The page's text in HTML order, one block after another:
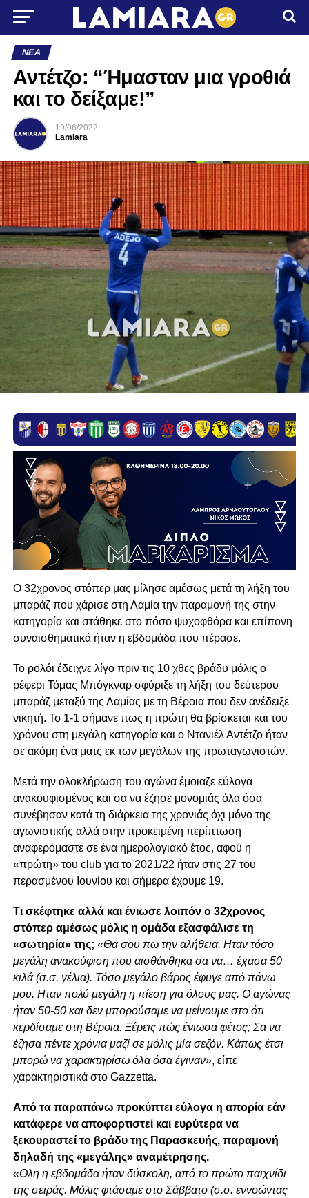
ΝΈΑ
Aντέτζο: “Ήμασταν μια γροθιά
και το δείξαμε!”
19/06/2022
Lamiara
Ο 32χρονος στόπερ μας μίλησε αμέσως μετά τη λήξη του
μπαράζ που χάρισε στη Λαμία την παραμονή της στην
κατηγορία και στάθηκε στο πόσο ψυχοφθόρα και επίπονη
συναισθηματικά ήταν η εβδομάδα που πέρασε.
Το ρολόι έδειχνε λίγο πριν τις 10 χθες βράδυ μόλις ο
ρέφερι Τόμας Μπόγκναρ σφύριξε τη λήξη του δεύτερου
μπαράζ μεταξύ της Λαμίας με τη Βέροια που δεν ανέδειξε
νικητή. Το 1-1 σήμανε πως η πρώτη θα βρίσκεται και του
χρόνου στη μεγάλη κατηγορία και ο Ντανιέλ Αντέτζο ήταν
σε ακόμη ένα ματς εκ των μεγάλων της πρωταγωνιστών.
Μετά την ολοκλήρωση του αγώνα έμοιαζε εύλογα
ανακουφισμένος και σα να έζησε μονομιάς όλα όσα
συνέβησαν κατά τη διάρκεια της χρονιάς όχι μόνο της
αγωνιστικής αλλά στην προκειμένη περίπτωση
αναφερόμαστε σε ένα ημερολογιακό έτος, αφού η
«πρώτη» του club για το 2021/22 ήταν στις 27 του
περασμένου Ιουνίου και σήμερα έχουμε 19.
Τι σκέφτηκε αλλά και ένιωσε λοιπόν ο 32χρονος
στόπερ αμέσως μόλις η ομάδα εξασφάλισε τη
«σωτηρία» της; «Θα σου πω την αλήθεια. Ηταν τόσο
μεγάλη ανακούφιση που αισθάνθηκα σα να… έχασα 50
κιλά (σ.σ. γέλια). Τόσο μεγάλο βάρος έφυγε από πάνω
μου. Ηταν πολύ μεγάλη η πίεση για όλους μας. Ο αγώνας
ήταν 50-50 και δεν μπορούσαμε να μείνουμε στο ότι
κερδίσαμε στη Βέροια. Ξέρεις πώς ένιωσα φέτος; Σα να
έζησα πέντε χρόνια μαζί σε μόλις μία σεζόν. Κάπως έτσι
μπορώ να χαρακτηρίσω όλα όσα έγιναν», είπε
χαρακτηριστικά στο Gazzetta.
Από τα παραπάνω προκύπτει εύλογα η απορία εάν
κατάφερε να αποφορτιστεί και ευρύτερα να
ξεκουραστεί το βράδυ της Παρασκευής, παραμονή
δηλαδή της «μεγάλης» αναμέτρησης.
«Ολη η εβδομάδα ήταν δύσκολη, από το πρώτο παιχνίδι
της σειράς. Μόλις φτάσαμε στο Σάββατο (σ.σ. εννοώντας